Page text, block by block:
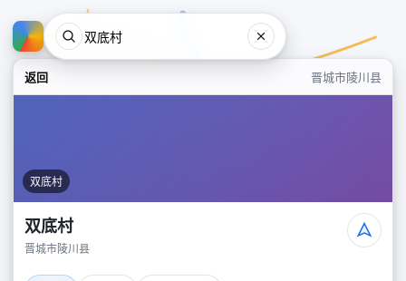
返回 晋城市陵川县
双底村
双底村
晋城市陵川县